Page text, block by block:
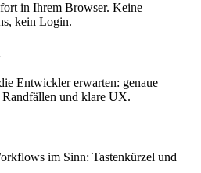
in Ihrem Browser. Keine
kein Login.
Entwickler erwarten: genaue
und klare UX.
im Sinn: Tastenkürzel und